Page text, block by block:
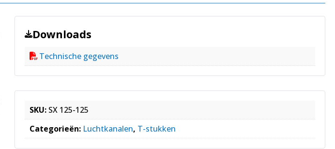
aantal
Downloads
Technische gegevens
SKU: SX 125-125
Categorieën: Luchtkanalen, T-stukken